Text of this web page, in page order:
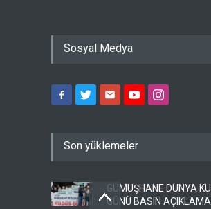
Sosyal Medya
Son yüklemeler
GÜMÜŞHANE DÜNYA
GÜNÜ BASIN